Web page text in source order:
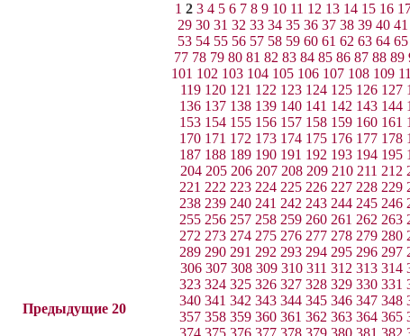
Предыдущие 20
1 2 3 4 5 6 7 8 9 10 11 12 13 14 15 16
29 30 31 32 33 34 35 36 37 38 39 40 41
53 54 55 56 57 58 59 60 61 62 63 64 65
77 78 79 80 81 82 83 84 85 86 87 88 89
101 102 103 104 105 106 107 108 109
119 120 121 122 123 124 125 126 127
136 137 138 139 140 141 142 143 144
153 154 155 156 157 158 159 160 161
170 171 172 173 174 175 176 177 178
187 188 189 190 191 192 193 194 195
204 205 206 207 208 209 210 211 212
221 222 223 224 225 226 227 228 229
238 239 240 241 242 243 244 245 246
255 256 257 258 259 260 261 262 263
272 273 274 275 276 277 278 279 280
289 290 291 292 293 294 295 296 297
306 307 308 309 310 311 312 313 314
323 324 325 326 327 328 329 330 331
340 341 342 343 344 345 346 347 348
357 358 359 360 361 362 363 364 365